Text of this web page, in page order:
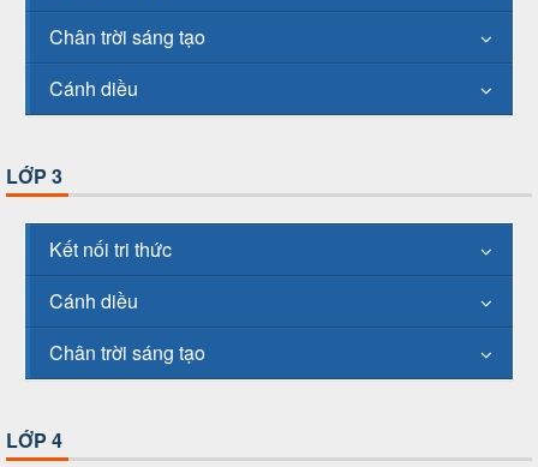
Chân trời sáng tạo
Cánh diều
LỚP 3
Kết nối tri thức
Cánh diều
Chân trời sáng tạo
LỚP 4